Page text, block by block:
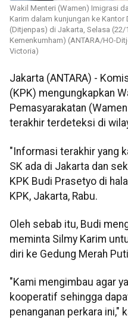
Wakil Menteri (Wamen) Imigrasi
Karim dalam kunjungan ke
(Ditjenpas) di Jakarta, Selasa
Kemenkumham) (ANTARA/HO-
Victoria)
Jakarta (ANTARA) -
(KPK) mengungkapkan
Pemasyarakatan
terakhir terdeteksi di
"Informasi terakhir yang
SK ada di Jakarta dan
KPK Budi Prasetyo di
KPK, Jakarta, Rabu.
Oleh sebab itu, Budi
meminta Silmy Karim
diri ke Gedung Merah
"Kami mengimbau agar
kooperatif sehingga
penanganan perkara ini,"